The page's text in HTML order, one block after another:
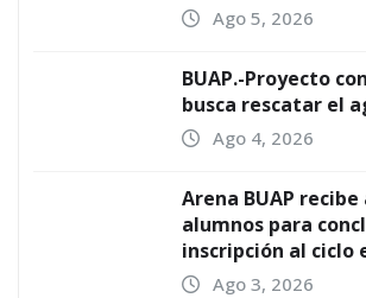
Ago 5, 2026
BUAP.-Proyecto
busca rescatar el
Ago 4, 2026
Arena BUAP recibe
alumnos para
inscripción al ciclo
Ago 3, 2026